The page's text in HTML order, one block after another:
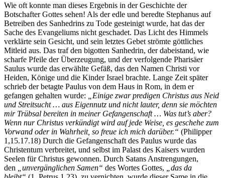
Wie oft konnte man dieses Ergebnis in der Geschichte der
Botschafter Gottes sehen! Als der edle und beredte Stephanus auf
Betreiben des Sanhedrins zu Tode gesteinigt wurde, hat das der
Sache des Evangeliums nicht geschadet. Das Licht des Himmels
verklärte sein Gesicht, und sein letztes Gebet strömte göttliches
Mitleid aus. Das traf den bigotten Sanhedrin, der dabeistand, wie
scharfe Pfeile der Überzeugung, und der verfolgende Pharisäer
Saulus wurde das erwählte Gefäß, das den Namen Christi vor
Heiden, Könige und die Kinder Israel brachte. Lange Zeit später
schrieb der betagte Paulus von dem Haus in Rom, in dem er
gefangen gehalten wurde:
„Einige zwar predigen Christus aus Neid
und Streitsucht … aus Eigennutz und nicht lauter, denn sie möchten
mir Trübsal bereiten in meiner Gefangenschaft … Was tut’s aber?
Wenn nur Christus verkündigt wird auf jede Weise, es geschehe zum
Vorwand oder in Wahrheit, so freue ich mich darüber.“ (Philipper
1,15.17.18) Durch die Gefangenschaft des Paulus wurde das
Christentum verbreitet, und selbst im Palast des Kaisers wurden
Seelen für Christus gewonnen. Durch Satans Anstrengungen,
den
„unvergänglichen Samen“ des Wortes Gottes,
„das da